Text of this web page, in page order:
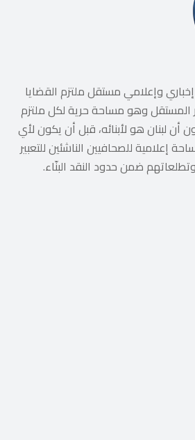
وإعلامي مستقل ملتزم القضايا
المستقل وهو مساحة حرية لكل ملتزم
أن لبنان هو لأبنائه، قبل أن يكون لأي
للصحافيين الناشئين للتعبير
ضمن حدود النقد البنّاء.